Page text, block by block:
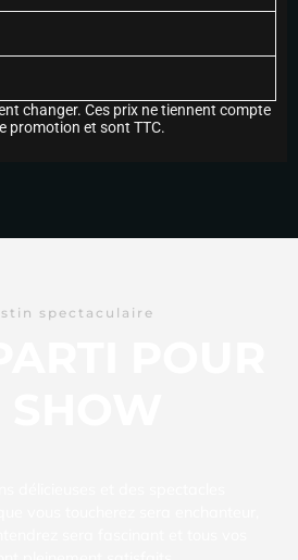
changer. Ces prix ne tiennent compte
promotion et sont TTC.
spectaculaire